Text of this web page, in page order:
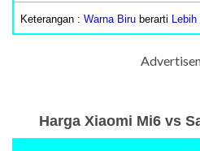
Keterangan : Warna Biru berarti
Harga Xiaomi Mi6 vs